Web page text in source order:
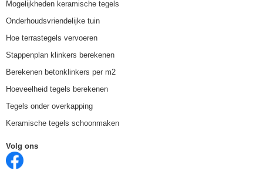
Mogelijkheden keramische tegels
Onderhoudsvriendelijke tuin
Hoe terrastegels vervoeren
Stappenplan klinkers berekenen
Berekenen betonklinkers per m2
Hoeveelheid tegels berekenen
Tegels onder overkapping
Keramische tegels schoonmaken
Volg ons